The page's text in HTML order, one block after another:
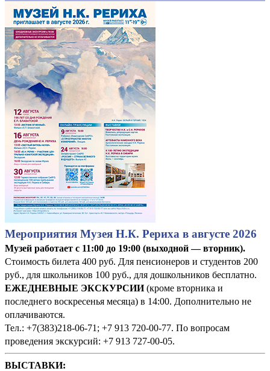
Мероприятия Музея Н.К. Рериха в августе 2026
Музей работает с 11:00 до 19:00 (выходной — вторник).
Стоимость билета 400 руб. Для пенсионеров и студентов 200
руб., для школьников 100 руб., для дошкольников бесплатно.
ЕЖЕДНЕВНЫЕ ЭКСКУРСИИ(кроме вторника и
последнего воскресенья месяца) в 14:00. Дополнительно не
оплачиваются.
Тел.: +7(383)218-06-71; +7 913 720-00-77. По вопросам
проведения экскурсий: +7 913 727-00-05.
ВЫСТАВКИ: